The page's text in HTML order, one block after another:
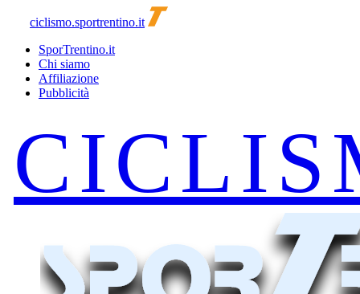
ciclismo.sportrentino.it
SporTrentino.it
Chi siamo
Affiliazione
Pubblicità